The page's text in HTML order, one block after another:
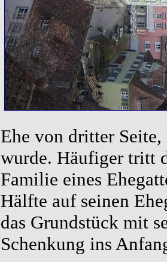
Ehe von dritter
wurde. Häufiger tritt
Familie eines
Hälfte auf seinen
das Grundstück mit
Schenkung ins